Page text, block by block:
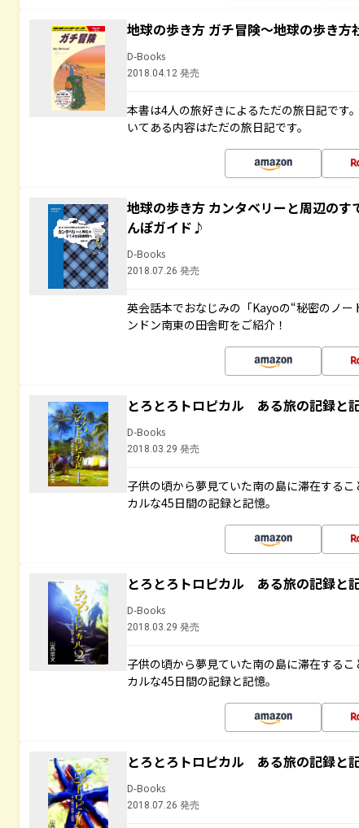
地球の歩き方 ガチ冒険～地球の歩き方
D-Books
2018.04.12 発売
本書は4人の旅好きによるただの旅日記です
いてある内容はただの旅日記です。
地球の歩き方 カンタベリーと周辺の
んぽガイド♪
D-Books
2018.07.26 発売
英会話本でおなじみの「Kayoの“秘密のノ
ンドン南東の田舎町をご紹介！
とろとろトロピカル ある旅の記録と
D-Books
2018.03.29 発売
子供の頃から夢見ていた南の島に滞在する
カルな45日間の記録と記憶。
とろとろトロピカル ある旅の記録と
D-Books
2018.03.29 発売
子供の頃から夢見ていた南の島に滞在する
カルな45日間の記録と記憶。
とろとろトロピカル ある旅の記録と
D-Books
2018.07.26 発売